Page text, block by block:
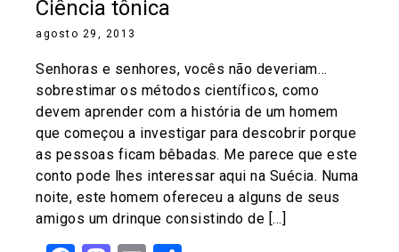
Ciência tônica
agosto 29, 2013
Senhoras e senhores, vocês não deveriam…
sobrestimar os métodos científicos, como
devem aprender com a história de um homem
que começou a investigar para descobrir porque
as pessoas ficam bêbadas. Me parece que este
conto pode lhes interessar aqui na Suécia. Numa
noite, este homem ofereceu a alguns de seus
amigos um drinque consistindo de […]